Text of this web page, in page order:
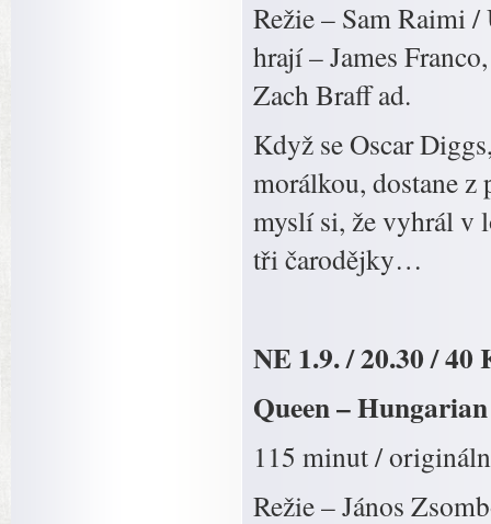
Režie – Sam Raimi
hrají – James
Zach Braff
Když se Oscar
morálkou, dostane z
myslí si, že vyhrál v
tři čarodějky…
NE 1.9. / 20.30 / 40
Queen –
115 minut /
Režie – János